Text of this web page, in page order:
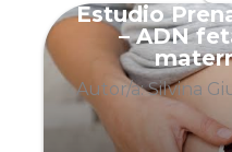
Estudio
– ADN
Autor/a: Silvina